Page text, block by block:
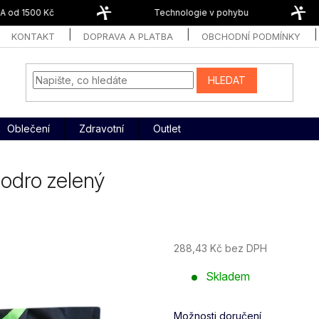
od 1500 Kč Technologie v pohybu
KONTAKT DOPRAVA A PLATBA OBCHODNÍ PODMÍNKY
HLEDAT
Oblečení Zdravotní Outlet
zelený
288,43 Kč bez DPH
cena:
Skladem
Možnosti doručení